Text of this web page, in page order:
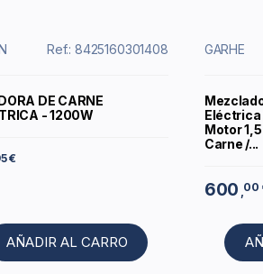
Ref.: 8425160301408
DE CARNE
- 1200W
€
AÑADIR AL CARRO
GARHE
Eléctrica
Motor
Carne /...
600 ,00